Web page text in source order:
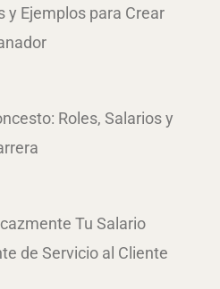
y Ejemplos para Crear
Roles, Salarios y
Tu Salario
de Servicio al Cliente